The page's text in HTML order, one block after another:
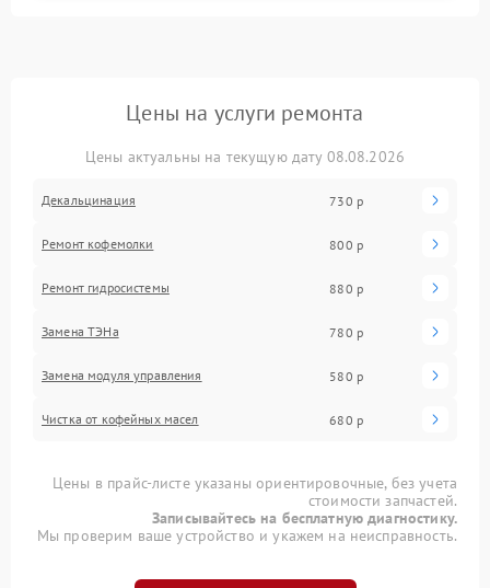
Цены на услуги ремонта
Цены актуальны на текущую дату 08.08.2026
Декальцинация 730 р
Ремонт кофемолки 800 р
Ремонт гидросистемы 880 р
Замена ТЭНа 780 р
Замена модуля управления 580 р
Чистка от кофейных масел 680 р
Цены в прайс-листе указаны ориентировочные, без учета
стоимости запчастей.
Записывайтесь на бесплатную диагностику.
Мы проверим ваше устройство и укажем на неисправность.